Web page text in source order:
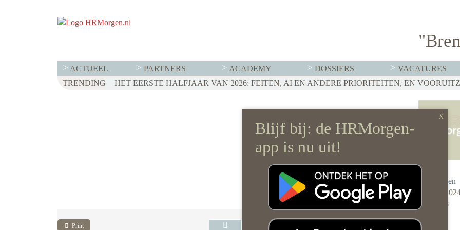
ACTUEEL PARTNERS ACADEMY DOSSIERS VACATURES
TRENDING WET LOONTRANSPARANTIE: DIT MOET HR NU AL REGELEN
HET EERSTE HALFJAAR VAN 2026: FEITEN, AI EN ANDERE PRIORITEITEN, EN
VOOR EEN SUCCESVOL RESERVISTENBELEID HOEF JE JE ORGANISATIE NIET OP Z’N
Redactie
HRMorgen
1 maart
0 reacties
Print